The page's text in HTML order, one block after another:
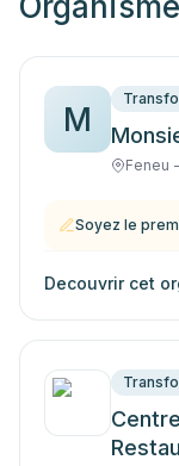
M
Feneu
Soyez le
Decouvrir cet